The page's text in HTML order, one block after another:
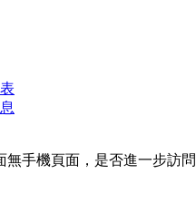
無手機頁面，是否進一步訪